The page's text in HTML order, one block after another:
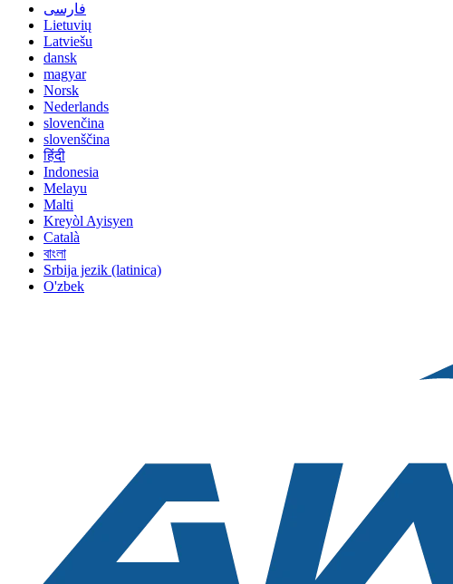
فارسی
Lietuvių
Latviešu
dansk
magyar
Norsk
Nederlands
slovenčina
slovenščina
हिंदी
Indonesia
Melayu
Malti
Kreyòl Ayisyen
Català
বাংলা
Srbija jezik (latinica)
O'zbek